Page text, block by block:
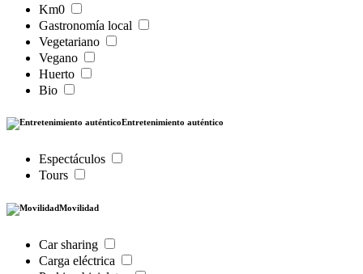
Km0
Gastronomía local
Vegetariano
Vegano
Huerto
Bio
Entretenimiento auténtico
Espectáculos
Tours
Movilidad
Car sharing
Carga eléctrica